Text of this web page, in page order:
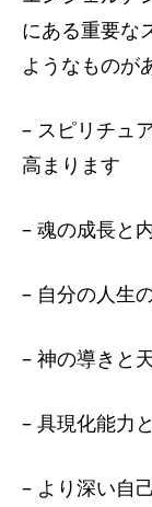
にある重要な
ようなものが
– スピリチュ
高まります
– 魂の成長と
– 自分の人生
– 神の導きと
– 具現化能力
– より深い自